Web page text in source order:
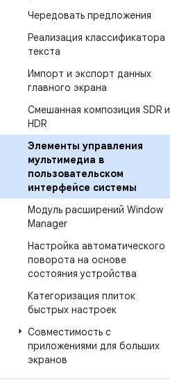
Чередовать предложения
Реализация классификатора
текста
Импорт и экспорт данных
главного экрана
Смешанная композиция SDR и
HDR
Элементы управления
мультимедиа в
пользовательском
интерфейсе системы
Модуль расширений Window
Manager
Настройка автоматического
поворота на основе
состояния устройства
Категоризация плиток
быстрых настроек
Совместимость с
приложениями для больших
экранов